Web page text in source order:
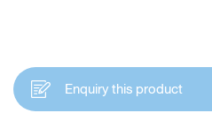
Enquiry this product